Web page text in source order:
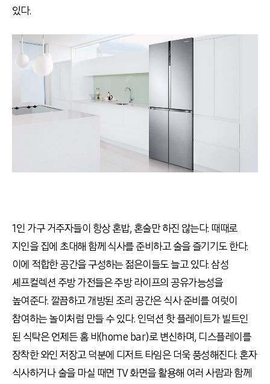
있다.
1인 가구 거주자들이 항상 혼밥, 혼술만 하진 않는다. 때때로
지인을 집에 초대해 함께 식사를 준비하고 술을 즐기기도 한다.
이에 적합한 공간을 구성하는 젊은이들도 늘고 있다. 삼성
셰프컬렉션 주방 가전들은 주방 라이프의 공유가능성을
높여준다. 깔끔하고 개방된 조리 공간은 식사 준비를 여럿이
참여하는 놀이처럼 만들 수 있다. 인덕션 핫 플레이트가 빌트인
된 식탁은 언제든 홈 바(home bar)로 변신하며, 디스플레이를
장착한 와인 저장고 덕분에 디저트 타임은 더욱 풍성해진다. 혼자
식사하거나 술을 마실 때면 TV 화면을 활용해 여러 사람과 함께